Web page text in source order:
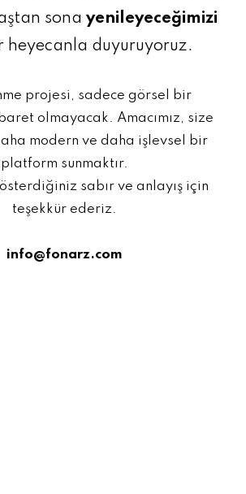
sona yenileyeceğimizi
heyecanla duyuruyoruz.
projesi, sadece görsel bir
olmayacak. Amacımız, size
modern ve daha işlevsel bir
platform sunmaktır.
sabır ve anlayış için
teşekkür ederiz.
info@fonarz.com